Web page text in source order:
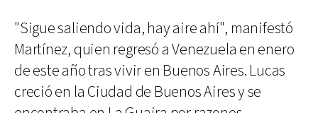
"Sigue saliendo vida, hay aire ahí", manifestó
Martínez, quien regresó a Venezuela en enero
de este año tras vivir en Buenos Aires. Lucas
creció en la Ciudad de Buenos Aires y se